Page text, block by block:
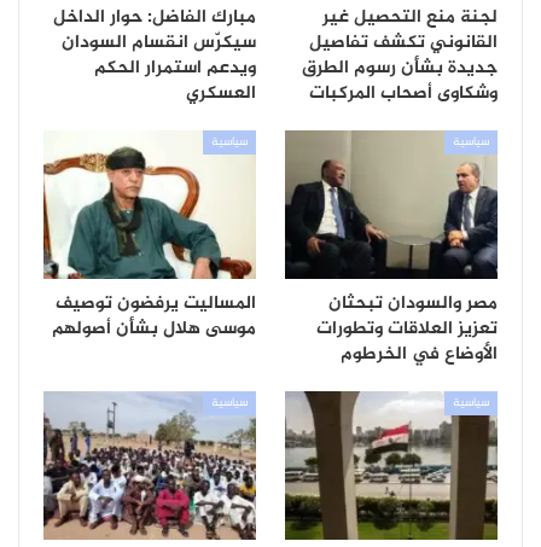
لجنة منع التحصيل غير
القانوني تكشف تفاصيل
جديدة بشأن رسوم الطرق
وشكاوى أصحاب المركبات
مبارك الفاضل: حوار الداخل
سيكرّس انقسام السودان
ويدعم استمرار الحكم
العسكري
سياسية
مصر والسودان تبحثان
تعزيز العلاقات وتطورات
الأوضاع في الخرطوم
سياسية
المساليت يرفضون توصيف
موسى هلال بشأن أصولهم
سياسية سياسية